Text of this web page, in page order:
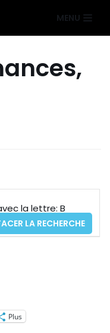
MENU
la lettre: B
LA RECHERCHE
Plus